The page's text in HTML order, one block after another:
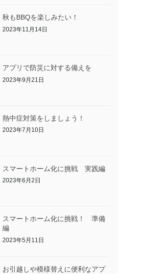
秋もBBQを楽しみたい！
2023年11月14日
アプリで防災に対する備えを
2023年9月21日
熱中症対策をしましょう！
2023年7月10日
スマートホーム化に挑戦 実践編
2023年6月2日
スマートホーム化に挑戦！ 準備
編
2023年5月11日
お引越しや模様替えに便利なアプ